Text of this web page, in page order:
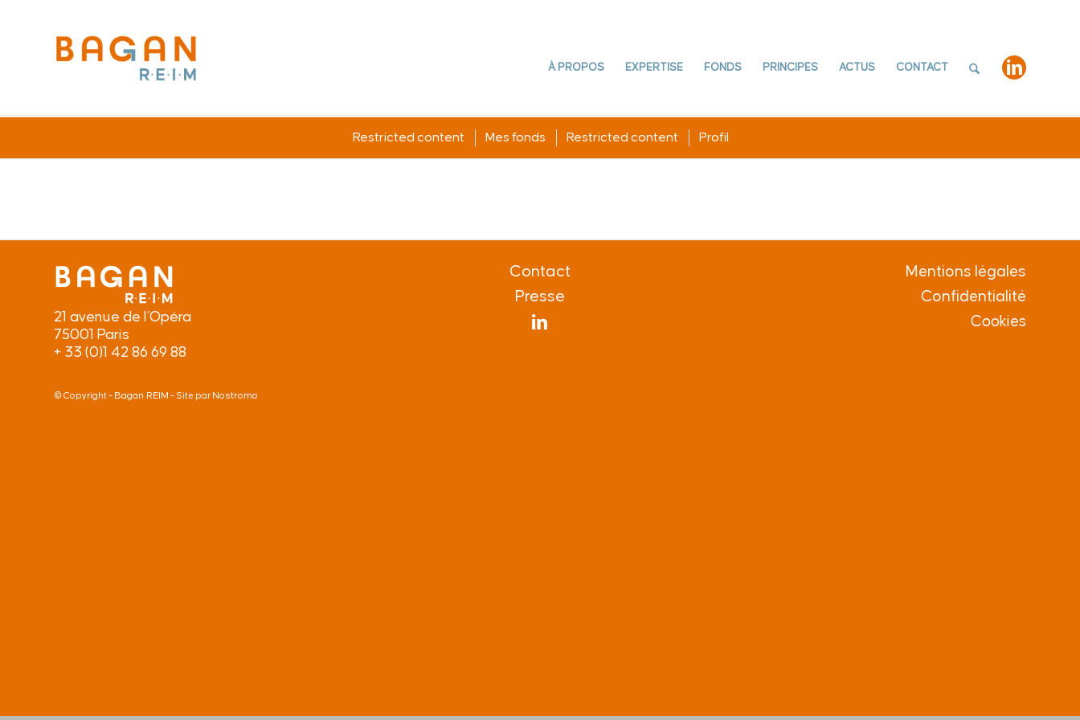
À PROPOS EXPERTISE FONDS PRINCIPES ACTUS CONTACT
Restricted content Mes fonds Restricted content Profil
21 avenue de l’Opéra
75001 Paris
+ 33 (0)1 42 86 69 88
Contact
Presse
Mentions légales
Confidentialité
Cookies
© Copyright - Bagan REIM - Site par Nostromo